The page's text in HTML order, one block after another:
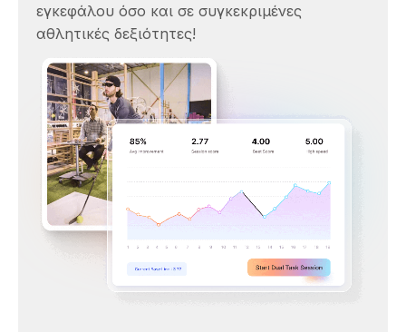
εγκεφάλου όσο και σε συγκεκριμένες
αθλητικές δεξιότητες!